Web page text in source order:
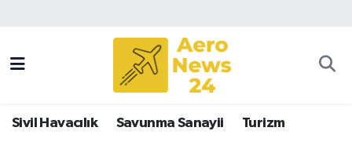
Sivil Havacılık Savunma Sanayii Turizm